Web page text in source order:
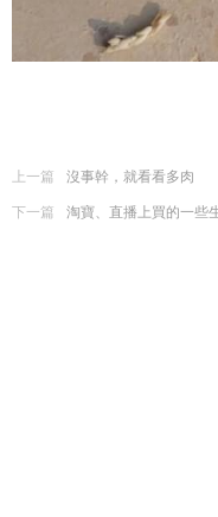
上一篇
沒事幹，就看看多肉
下一篇
淘寶、直播上買的一些